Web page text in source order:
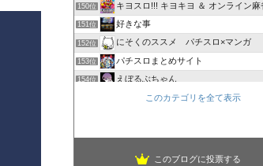
150位 キヨスロ!!! キヨキヨ ＆ オンライン麻
151位 好きな事
152位 にそくのススメ パチスロ×マンガ
153位 パチスロまとめサイト
154位 えぼるぶちゃん
ギャンブる！このカテゴリを全て表示
このブログに投票する